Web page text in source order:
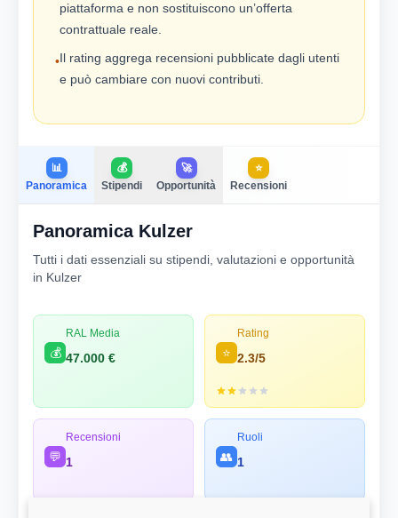
piattaforma e non sostituiscono un’offerta
contrattuale reale.
•Il rating aggrega recensioni pubblicate dagli utenti
e può cambiare con nuovi contributi.
📊
Panoramica
💰
Stipendi
🚀
Opportunità
⭐
Recensioni
Panoramica Kulzer
Tutti i dati essenziali su stipendi, valutazioni e opportunità
in Kulzer
💰
RAL Media
47.000 € ⭐
Rating
2.3/5
💬
Recensioni
1 👥
Ruoli
1